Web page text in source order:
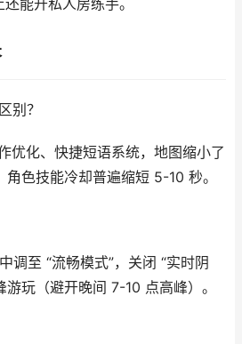
能开私人房练手。​
别？​
优化、快捷短语系统，地图缩小了
色技能冷却普遍缩短 5-10 秒。​
调至 “流畅模式”，关闭 “实时阴
游玩（避开晚间 7-10 点高峰）。​